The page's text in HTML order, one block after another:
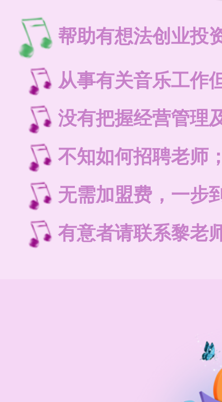
帮助有想法创业投
从事有关音乐工作
没有把握经营管理
不知如何招聘老师
无需加盟费，一步
有意者请联系黎老